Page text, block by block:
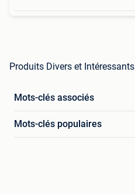
Produits Divers et Intéressants
Mots-clés associés
Mots-clés populaires